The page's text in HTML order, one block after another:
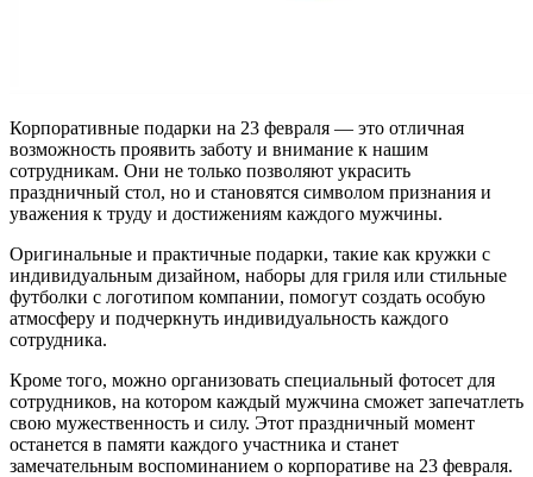
Корпоративные подарки на 23 февраля — это отличная
возможность проявить заботу и внимание к нашим
сотрудникам. Они не только позволяют украсить
праздничный стол, но и становятся символом признания и
уважения к труду и достижениям каждого мужчины.
Оригинальные и практичные подарки, такие как кружки с
индивидуальным дизайном, наборы для гриля или стильные
футболки с логотипом компании, помогут создать особую
атмосферу и подчеркнуть индивидуальность каждого
сотрудника.
Кроме того, можно организовать специальный фотосет для
сотрудников, на котором каждый мужчина сможет запечатлеть
свою мужественность и силу. Этот праздничный момент
останется в памяти каждого участника и станет
замечательным воспоминанием о корпоративе на 23 февраля.